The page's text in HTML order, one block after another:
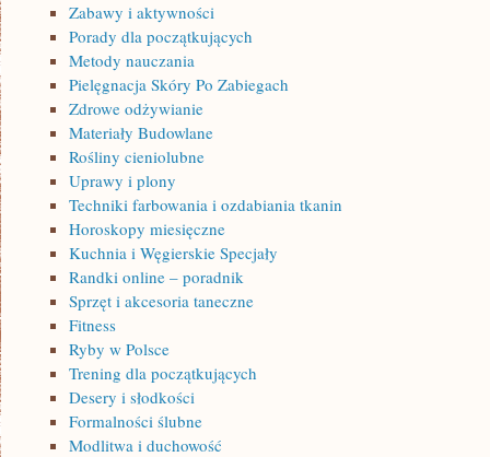
Zabawy i aktywności
Porady dla początkujących
Metody nauczania
Pielęgnacja Skóry Po Zabiegach
Zdrowe odżywianie
Materiały Budowlane
Rośliny cieniolubne
Uprawy i plony
Techniki farbowania i ozdabiania tkanin
Horoskopy miesięczne
Kuchnia i Węgierskie Specjały
Randki online – poradnik
Sprzęt i akcesoria taneczne
Fitness
Ryby w Polsce
Trening dla początkujących
Desery i słodkości
Formalności ślubne
Modlitwa i duchowość